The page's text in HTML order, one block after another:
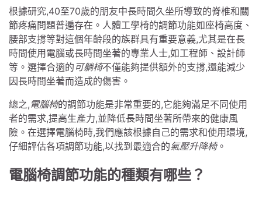
根據研究,40至70歲的朋友中長時間久坐所導致的脊椎和關
節疼痛問題普遍存在。人體工學椅的調節功能如座椅高度、
腰部支撐等對這個年齡段的族群具有重要意義,尤其是在長
時間使用電腦或長時間坐著的專業人士,如工程師、設計師
等。選擇合適的 可躺椅不僅能夠提供額外的支撐,還能減少
因長時間坐著而造成的傷害。
總之,電腦椅的調節功能是非常重要的,它能夠滿足不同使用
者的需求,提高生產力,並降低長時間坐著所帶來的健康風
險。在選擇電腦椅時,我們應該根據自己的需求和使用環境,
仔細評估各項調節功能,以找到最適合的氣壓升降椅。
電腦椅調節功能的種類有哪些？